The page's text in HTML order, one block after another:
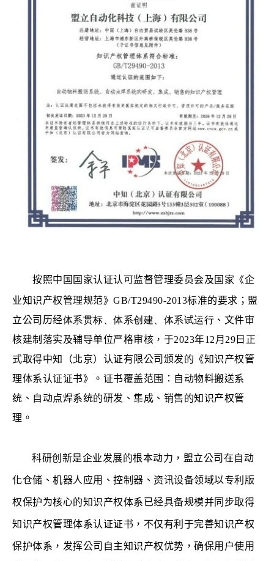
按照中国国家认证认可监督管理委员会及国家《企
业知识产权管理规范》 GB/T29490-2013标准的要求；盟
立公司历经体系贯标、体系创建、体系试运行 、文件审
核建制落实及辅导单位严格审核，于2023年12 月 29 日正
式取得中知（北京）认证有限公司颁发的《知识产权管
理体系认证证书》。证书覆盖范围：自动物料搬送系
统、自动点焊系统的研发、集成、销售的知识产权管
理。
科研创新是企业发展的根本动力，盟立公司在自动
化仓储、机器人应用、控制器、资讯设备领域以专利版
权保护为核心的知识产权体系已经具备规模并同步取得
知识产权管理体系认证证书，不仅有利于完善知识产权
保护体系，发挥公司自主知识产权优势，确保用户使用